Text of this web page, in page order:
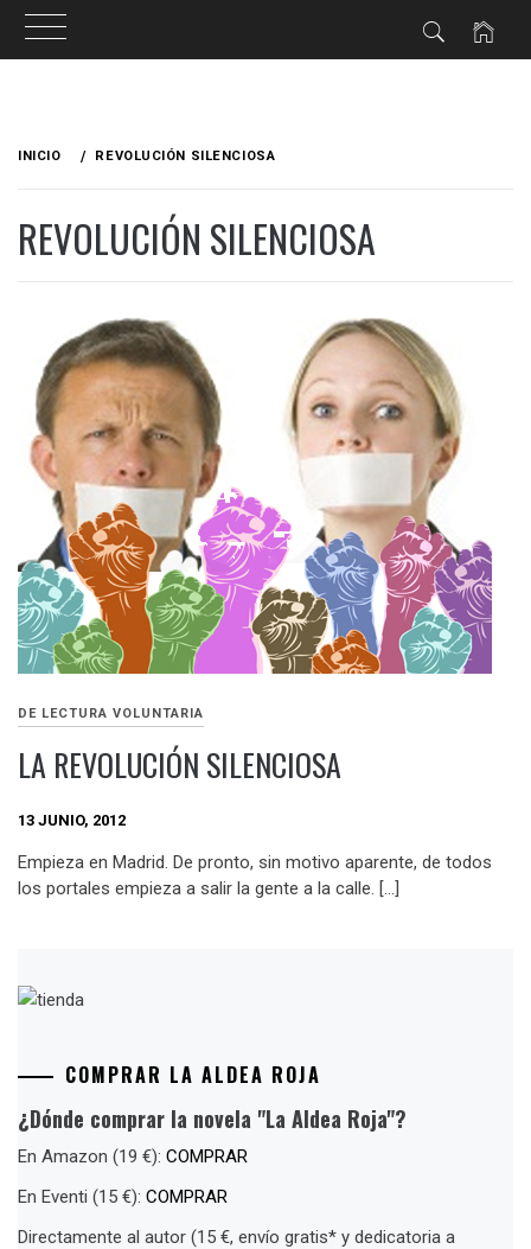
INICIO REVOLUCIÓN SILENCIOSA
REVOLUCIÓN SILENCIOSA
DE LECTURA VOLUNTARIA
LA REVOLUCIÓN SILENCIOSA
13 JUNIO, 2012
Empieza en Madrid. De pronto, sin motivo aparente, de todos
los portales empieza a salir la gente a la calle. […]
COMPRAR LA ALDEA ROJA
¿Dónde comprar la novela "La Aldea Roja"?
En Amazon (19 €): COMPRAR
En Eventi (15 €): COMPRAR
Directamente al autor (15 €, envío gratis* y dedicatoria a